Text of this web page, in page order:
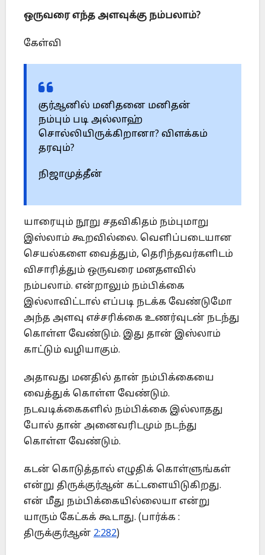
ஒருவரை எந்த அளவுக்கு நம்பலாம்?
கேள்வி
குர்ஆனில் மனிதனை மனிதன்
நம்பும் படி அல்லாஹ்
சொல்லியிருக்கிறானா? விளக்கம்
தரவும்?
நிஜாமுத்தீன்
யாரையும் நூறு சதவிகிதம் நம்புமாறு
இஸ்லாம் கூறவில்லை. வெளிப்படையான
செயல்களை வைத்தும், தெரிந்தவர்களிடம்
விசாரித்தும் ஒருவரை மனதளவில்
நம்பலாம். என்றாலும் நம்பிக்கை
இல்லாவிட்டால் எப்படி நடக்க வேண்டுமோ
அந்த அளவு எச்சரிக்கை உணர்வுடன் நடந்து
கொள்ள வேண்டும். இது தான் இஸ்லாம்
காட்டும் வழியாகும்.
அதாவது மனதில் தான் நம்பிக்கையை
வைத்துக் கொள்ள வேண்டும்.
நடவடிக்கைகளில் நம்பிக்கை இல்லாதது
போல் தான் அனைவரிடமும் நடந்து
கொள்ள வேண்டும்.
கடன் கொடுத்தால் எழுதிக் கொள்ளுங்கள்
என்று திருக்குர்ஆன் கட்டளையிடுகிறது.
என் மீது நம்பிக்கையில்லையா என்று
யாரும் கேட்கக் கூடாது. (பார்க்க :
திருக்குர்ஆன் 2:282)